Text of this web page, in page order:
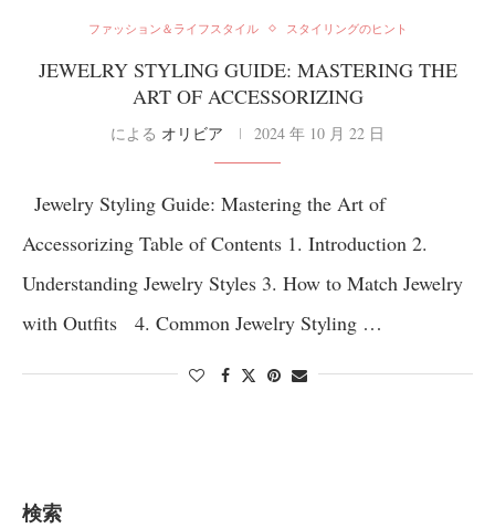
ファッション＆ライフスタイル スタイリングのヒント
JEWELRY STYLING GUIDE: MASTERING THE
ART OF ACCESSORIZING
による オリビア 2024 年 10 月 22 日
Jewelry Styling Guide: Mastering the Art of
Accessorizing Table of Contents 1. Introduction 2.
Understanding Jewelry Styles 3. How to Match Jewelry
with Outfits 4. Common Jewelry Styling …
検索